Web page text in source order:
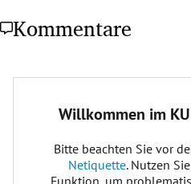
Kommentare